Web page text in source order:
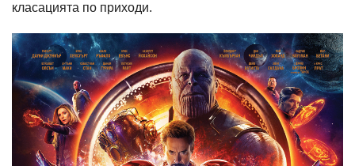
класацията по приходи.